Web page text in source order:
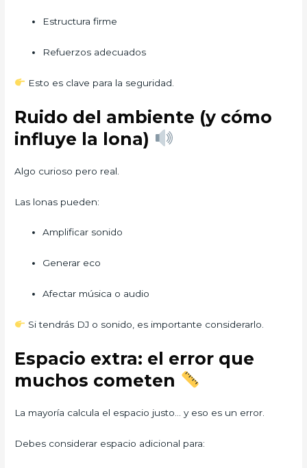
Estructura firme
Refuerzos adecuados
Esto es clave para la seguridad.
Ruido del ambiente (y cómo
influye la lona)
Algo curioso pero real.
Las lonas pueden:
Amplificar sonido
Generar eco
Afectar música o audio
Si tendrás DJ o sonido, es importante considerarlo.
Espacio extra: el error que
muchos cometen
La mayoría calcula el espacio justo… y eso es un error.
Debes considerar espacio adicional para: